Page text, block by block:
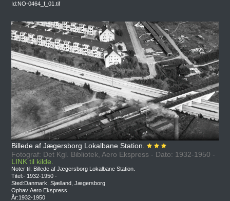
Id:NO-0464_f_01.tif
Billede af Jægersborg Lokalbane Station.
Fotograf: Det Kgl. Bibliotek, Aero Ekspress - Dato: 1932-1950 -
LINK til kilde.
Noter til: Billede af Jægersborg Lokalbane Station.
Titel:- 1932-1950 -
Sted:Danmark, Sjælland, Jægersborg
Ophav:Aero Ekspress
År:1932-1950